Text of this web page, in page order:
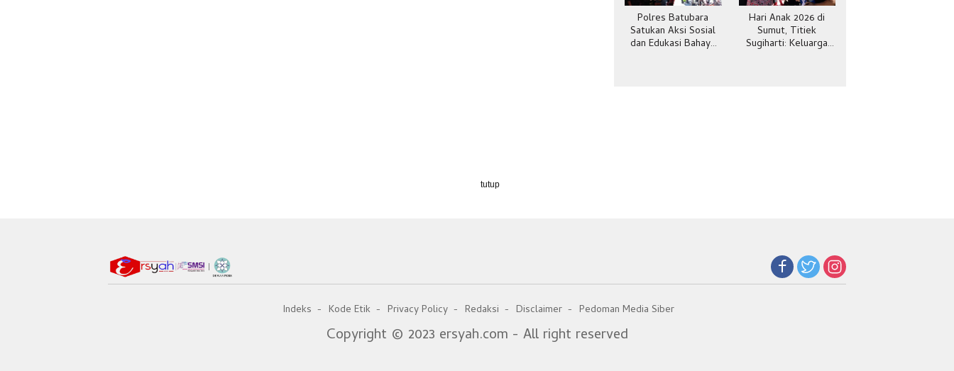
Polres Batubara
Satukan Aksi Sosial
dan Edukasi Bahaya
Hari Anak 2026 di
Sumut, Titiek
Sugiharti: Keluarga
Indeks Kode Etik Privacy Policy Redaksi Disclaimer Pedoman Media Siber
Copyright © 2023 ersyah.com - All right reserved
tutup